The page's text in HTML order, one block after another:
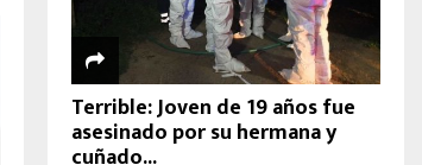
Terrible: Joven de 19 años fue
asesinado por su hermana y